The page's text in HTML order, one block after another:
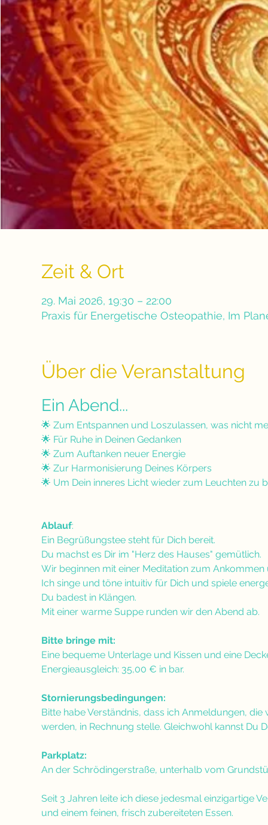
Zeit & Ort
29. Mai 2026, 19:30 – 22:00
Praxis für Energetische Osteopathie, Im
Über die Veranstaltung
Ein Abend...
🌟 Zum Entspannen und Loszulassen, was nicht
🌟 Für Ruhe in Deinen Gedanken
🌟 Zum Auftanken neuer Energie
🌟 Zur Harmonisierung Deines Körpers
🌟 Um Dein inneres Licht wieder zum Leuchten zu
Ablauf:
Ein Begrüßungstee steht für Dich bereit.
Du machst es Dir im "Herz des Hauses" gemütlich.
Wir beginnen mit einer Meditation zum
Ich singe und töne intuitiv für Dich und spiele
Du badest in Klängen.
Mit einer warme Suppe runden wir den Abend ab.
Bitte bringe mit:
Eine bequeme Unterlage und Kissen und eine
Energieausgleich: 35,00 € in bar.
Stornierungsbedingungen:
Bitte habe Verständnis, dass ich Anmeldungen,
werden, in Rechnung stelle. Gleichwohl kannst Du
Parkplatz:
An der Schrödingerstraße, unterhalb vom
Seit 3 Jahren leite ich diese jedesmal einzigartige
und einem feinen, frisch zubereiteten Essen.